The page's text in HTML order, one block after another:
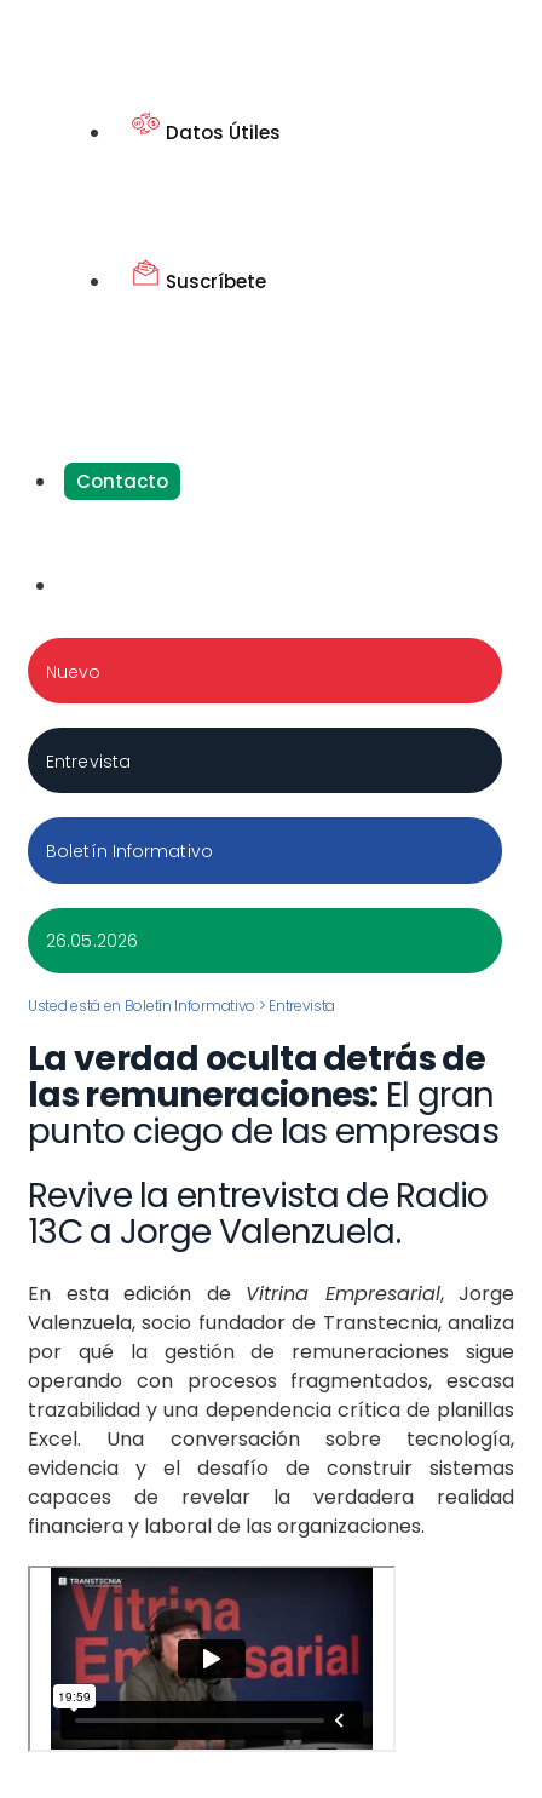
Datos Útiles
Suscríbete
Contacto
Nuevo
Entrevista
Boletín Informativo
26.05.2026
Usted está en Boletín Informativo > Entrevista
La verdad oculta detrás de
las remuneraciones: El gran
punto ciego de las empresas
Revive la entrevista de Radio
13C a Jorge Valenzuela.
En esta edición de Vitrina Empresarial, Jorge
Valenzuela, socio fundador de Transtecnia, analiza
por qué la gestión de remuneraciones sigue
operando con procesos fragmentados, escasa
trazabilidad y una dependencia crítica de planillas
Excel. Una conversación sobre tecnología,
evidencia y el desafío de construir sistemas
capaces de revelar la verdadera realidad
financiera y laboral de las organizaciones.